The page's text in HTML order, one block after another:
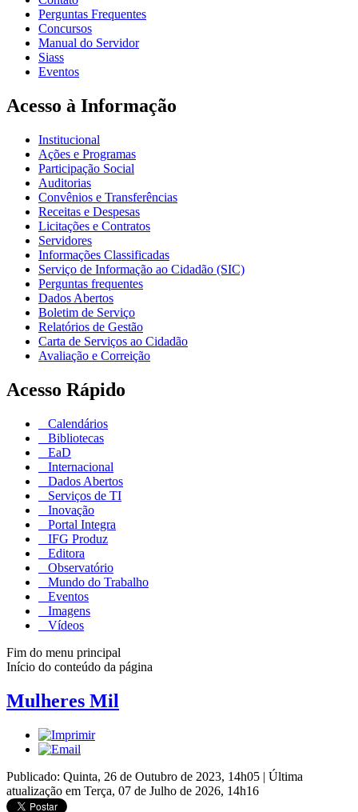
Perguntas Frequentes
Concursos
Manual do Servidor
Siass
Eventos
Acesso à Informação
Institucional
Ações e Programas
Participação Social
Auditorias
Convênios e Transferências
Receitas e Despesas
Licitações e Contratos
Servidores
Informações Classificadas
Serviço de Informação ao Cidadão (SIC)
Perguntas frequentes
Dados Abertos
Boletim de Serviço
Relatórios de Gestão
Carta de Serviços ao Cidadão
Avaliação e Correição
Acesso Rápido
Calendários
Bibliotecas
EaD
Internacional
Dados Abertos
Serviços de TI
Inovação
Portal Integra
IFG Produz
Editora
Observatório
Mundo do Trabalho
Eventos
Imagens
Vídeos
Fim do menu principal
Início do conteúdo da página
Mulheres Mil
Publicado: Quinta, 26 de Outubro de 2023, 14h05 | Última
atualização em Terça, 07 de Julho de 2026, 14h16